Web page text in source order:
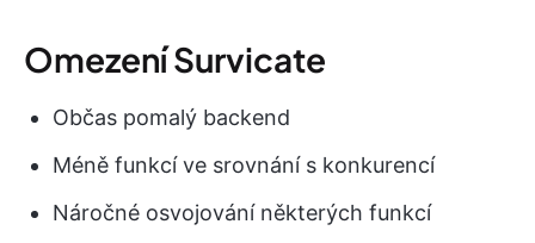
Omezení Survicate
Občas pomalý backend
Méně funkcí ve srovnání s konkurencí
Náročné osvojování některých funkcí